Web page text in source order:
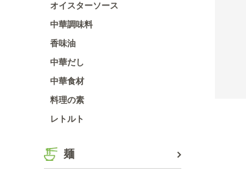
オイスターソース
中華調味料
香味油
中華だし
中華食材
料理の素
レトルト
麺